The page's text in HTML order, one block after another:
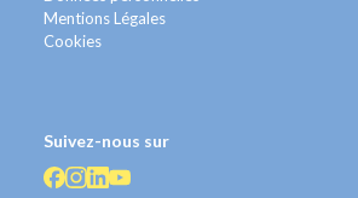
Mentions Légales
Cookies
Suivez-nous sur